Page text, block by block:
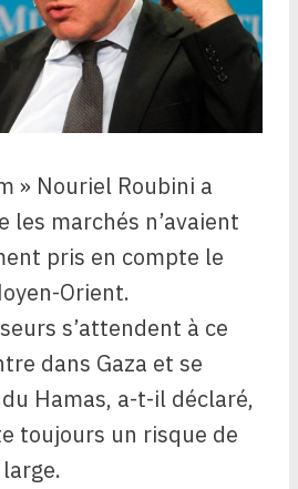
» Nouriel Roubini a
les marchés n’avaient
pris en compte le
Orient.
s’attendent à ce
dans Gaza et se
Hamas, a-t-il déclaré,
toujours un risque de